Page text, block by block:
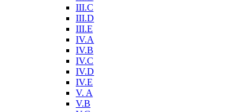
III.C
III.D
III.E
IV.A
IV.B
IV.C
IV.D
IV.E
V. A
V.B